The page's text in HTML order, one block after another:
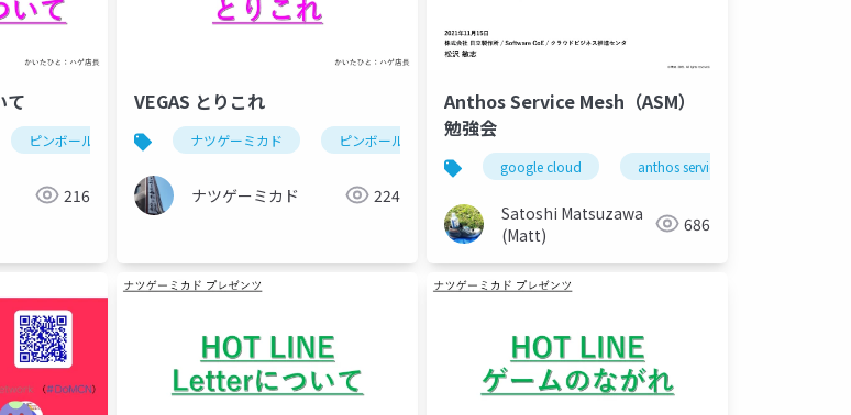
て
ピンボール vegas(ナツゲーミカド)
216
VEGAS とりこれ
ナツゲーミカド ピンボール vegas(ピンボール)
ナツゲーミカド 224
Anthos Service Mesh（ASM）
勉強会
google cloud anthos service mesh
Satoshi Matsuzawa
(Matt)
686